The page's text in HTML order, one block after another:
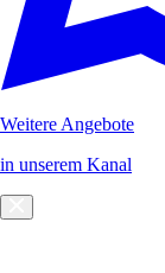
Weitere Angebote
in unserem Kanal